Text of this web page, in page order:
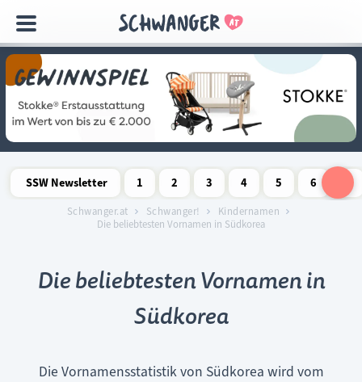
überspringen
SSW Newsletter
1
Schwangerschaftswoche
2
Schwangerschaftswoche
3
Schwangerschaftswoche
4
Schwangerschaftswoche
5
Schwangerschaftswoche
6
Schwanger.at Schwanger!
Kindernamen
Die beliebtesten Vornamen in Südkorea
Die beliebtesten Vornamen in
Südkorea
Die Vornamensstatistik von Südkorea wird vom